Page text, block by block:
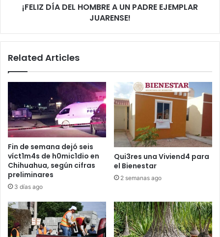
¡FELIZ DÍA DEL HOMBRE A UN PADRE EJEMPLAR
JUARENSE!
Related Articles
Fin de semana dejó seis
víct1m4s de h0mic1dio en
Chihuahua, según cifras
preliminares
3 días ago
Qui3res una Viviend4 para
el Bienestar
2 semanas ago